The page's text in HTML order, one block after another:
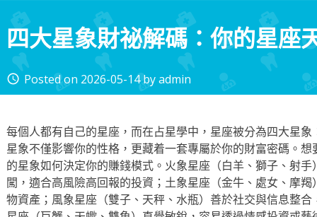
四大星象財祕解碼：你的星座
access_time Posted on 2026-05-14byadmin
每個人都有自己的星座，而在占星學中，星座被分為四大星
星象不僅影響你的性格，更藏着一套專屬於你的財富密碼。
的星象如何決定你的賺錢模式。火象星座（白羊、獅子、射
闖，適合高風險高回報的投資；土象星座（金牛、處女、摩
物資產；風象星座（雙子、天秤、水瓶）善於社交與信息整